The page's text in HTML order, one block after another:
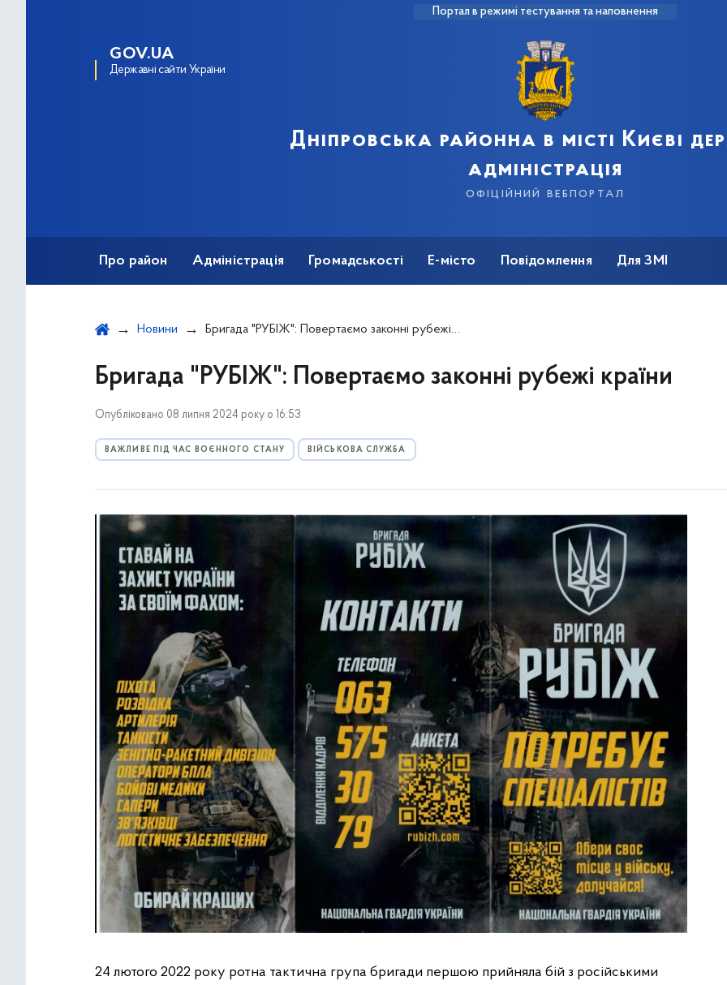
Портал в режимі тестування та наповнення
GOV.UA
Державні сайти України
Дніпровська районна в місті Києві
адміністрація
офіційний вебпортал
Про район Адміністрація Громадськості Е-місто Повідомлення Для ЗМІ
Новини Бригада "РУБІЖ": Повертаємо законні рубежі країни
Бригада "РУБІЖ": Повертаємо законні рубежі країни
Опубліковано 08 липня 2024 року о 16:53
ВАЖЛИВЕ ПІД ЧАС ВОЄННОГО СТАНУ ВІЙСЬКОВА СЛУЖБА
24 лютого 2022 року ротна тактична група бригади першою прийняла бій з російськими